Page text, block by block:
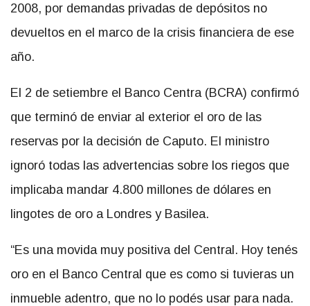
2008, por demandas privadas de depósitos no
devueltos en el marco de la crisis financiera de ese
año.
El 2 de setiembre el Banco Centra (BCRA) confirmó
que terminó de enviar al exterior el oro de las
reservas por la decisión de Caputo. El ministro
ignoró todas las advertencias sobre los riegos que
implicaba mandar 4.800 millones de dólares en
lingotes de oro a Londres y Basilea.
“Es una movida muy positiva del Central. Hoy tenés
oro en el Banco Central que es como si tuvieras un
inmueble adentro, que no lo podés usar para nada.